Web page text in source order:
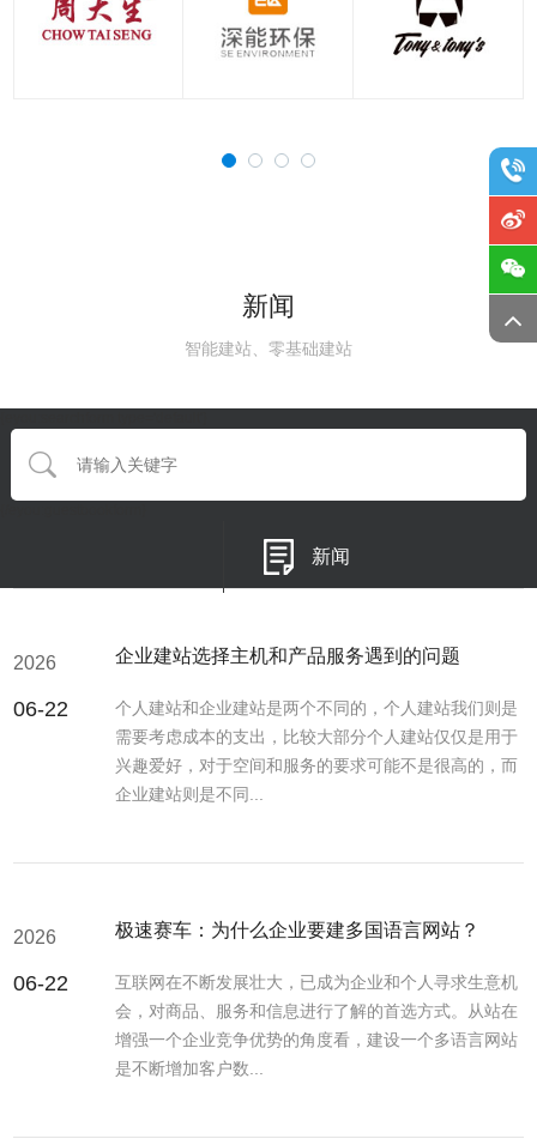
新闻
智能建站、零基础建站
新闻
2026
06-22
企业建站选择主机和产品服务遇到的问题
个人建站和企业建站是两个不同的，个人建站我们则是
需要考虑成本的支出，比较大部分个人建站仅仅是用于
兴趣爱好，对于空间和服务的要求可能不是很高的，而
企业建站则是不同...
2026
06-22
极速赛车：为什么企业要建多国语言网站？
互联网在不断发展壮大，已成为企业和个人寻求生意机
会，对商品、服务和信息进行了解的首选方式。从站在
增强一个企业竞争优势的角度看，建设一个多语言网站
是不断增加客户数...